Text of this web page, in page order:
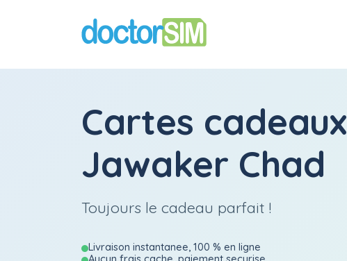
Cartes cadeaux
Jawaker Chad
Toujours le cadeau parfait !
Livraison instantanee, 100 % en ligne